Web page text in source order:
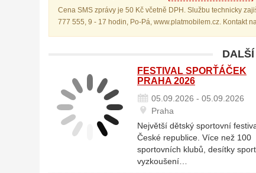
Cena SMS zprávy je 50 Kč včetně DPH. Službu technicky
777 555, 9 - 17 hodin, Po-Pá, www.platmobilem.cz. Kontakt
FESTIVAL SPORŤÁČEK
PRAHA 2026
05.09.2026 - 05.09.2026
Praha
Největší dětský sportovní
České republice. Více než 100
sportovních klubů, desítky
vyzkoušení…